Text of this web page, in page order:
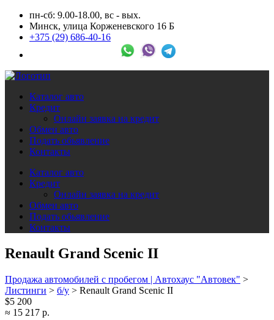
пн-сб: 9.00-18.00, вс - вых.
Минск, улица Корженевского 16 Б
+375 (29) 686-40-16
Каталог авто
Кредит
Онлайн заявка на кредит
Обмен авто
Подать обьявление
Контакты
Каталог авто
Кредит
Онлайн заявка на кредит
Обмен авто
Подать обьявление
Контакты
Renault Grand Scenic II
Продажа автомобилей с пробегом | Автохаус "Автовек" >
Листинги > б/у > Renault Grand Scenic II
$5 200
≈ 15 217 р.